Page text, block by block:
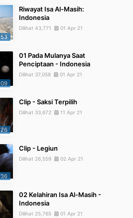
Riwayat Isa Al-Masih:
Indonesia
Dilihat 43,771 01 Apr 21
01 Pada Mulanya Saat
Penciptaan - Indonesia
Dilihat 37,058 01 Apr 21
Clip - Saksi Terpilih
Dilihat 33,672 11 Apr 21
Clip - Legiun
Dilihat 26,559 02 Apr 21
02 Kelahiran Isa Al-Masih -
Indonesia
Dilihat 25,765 01 Apr 21